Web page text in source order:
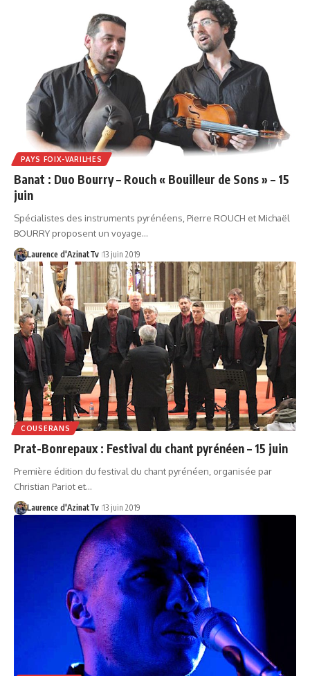
PAYS FOIX-VARILHES
Banat : Duo Bourry – Rouch « Bouilleur de Sons » – 15
juin
Spécialistes des instruments pyrénéens, Pierre ROUCH et Michaël
BOURRY proposent un voyage…
Laurence d'AzinatTv 13 juin 2019
COUSERANS
Prat-Bonrepaux : Festival du chant pyrénéen – 15 juin
Première édition du festival du chant pyrénéen, organisée par
Christian Pariot et…
Laurence d'AzinatTv 13 juin 2019